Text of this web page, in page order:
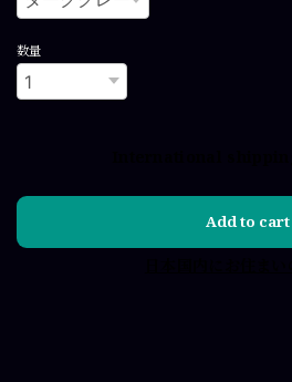
数量
Add to cart